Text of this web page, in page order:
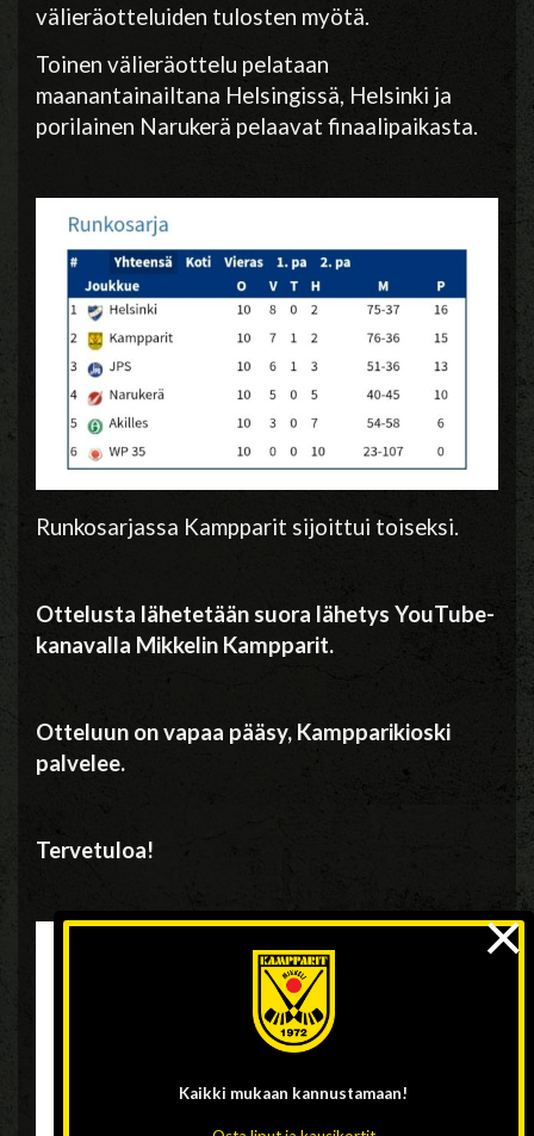
välieräotteluiden tulosten myötä.
Toinen välieräottelu pelataan
maanantainailtana Helsingissä, Helsinki ja
porilainen Narukerä pelaavat finaalipaikasta.
Runkosarjassa Kampparit sijoittui toiseksi.
Ottelusta lähetetään suora lähetys YouTube-
kanavalla Mikkelin Kampparit.
Otteluun on vapaa pääsy, Kampparikioski
palvelee.
Tervetuloa!
Kaikki mukaan kannustamaan!
×